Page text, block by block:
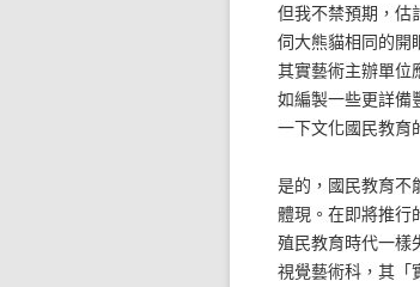
但我不禁預期，估
伺大熊貓相同的開
其實藝術主辦單位
如編製一些更詳備
一下文化國民教育
是的，國民教育不
體現。在即將推行
殖民教育時代一樣
視覺藝術科，其「